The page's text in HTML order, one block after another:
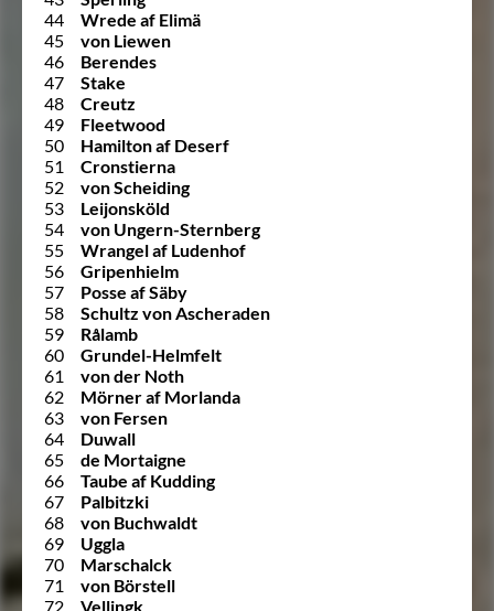
44
Wrede af Elimä
45
von Liewen
46
Berendes
47
Stake
48
Creutz
49
Fleetwood
50
Hamilton af Deserf
51
Cronstierna
52
von Scheiding
53
Leijonsköld
54
von Ungern-Sternberg
55
Wrangel af Ludenhof
56
Gripenhielm
57
Posse af Säby
58
Schultz von Ascheraden
59
Rålamb
60
Grundel-Helmfelt
61
von der Noth
62
Mörner af Morlanda
63
von Fersen
64
Duwall
65
de Mortaigne
66
Taube af Kudding
67
Palbitzki
68
von Buchwaldt
69
Uggla
70
Marschalck
71
von Börstell
72
Vellingk